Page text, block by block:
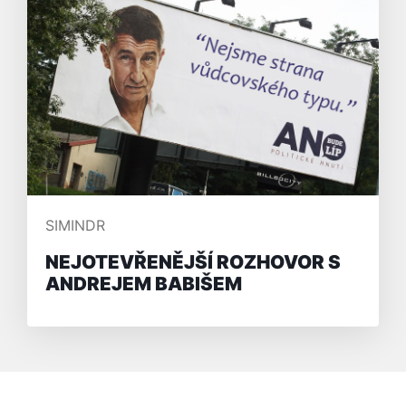
PŘIDAL/A
SIMINDR
NEJOTEVŘENĚJŠÍ ROZHOVOR S
ANDREJEM BABIŠEM